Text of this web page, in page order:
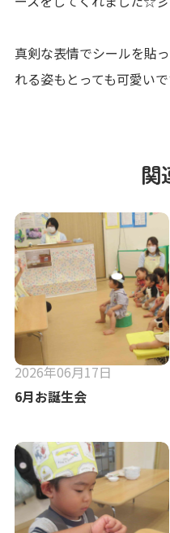
真剣な表情でシールを貼
れる姿もとっても可愛い
関
2026年06月17日
6月お誕生会